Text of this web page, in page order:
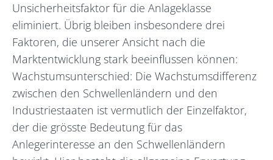
Unsicherheitsfaktor für die Anlageklasse
eliminiert. Übrig bleiben insbesondere drei
Faktoren, die unserer Ansicht nach die
Marktentwicklung stark beeinflussen können:
Wachstumsunterschied: Die Wachstumsdifferenz
zwischen den Schwellenländern und den
Industriestaaten ist vermutlich der Einzelfaktor,
der die grösste Bedeutung für das
Anlegerinteresse an den Schwellenländern